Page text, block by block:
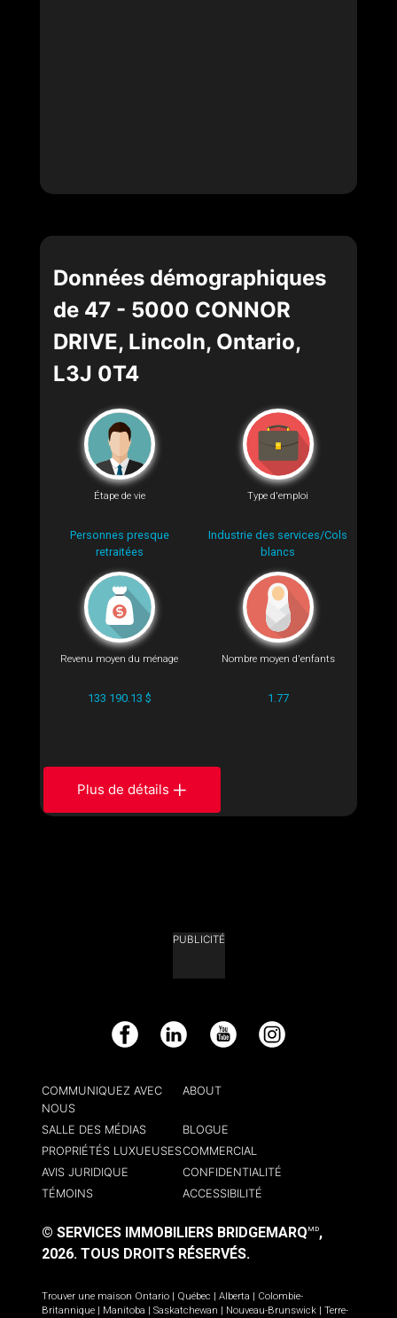
Données démographiques
de 47 - 5000 CONNOR
DRIVE, Lincoln, Ontario,
L3J 0T4
Étape de vie
Personnes presque
retraitées
Type d'emploi
Industrie des services/Cols
blancs
Revenu moyen du ménage
133 190.13 $
Nombre moyen d'enfants
1.77
Plus de détails
PUBLICITÉ
Facebook LinkedIn YouTube Instagram
COMMUNIQUEZ AVEC
NOUS
ABOUT
SALLE DES MÉDIAS
BLOGUE
PROPRIÉTÉS LUXUEUSESCOMMERCIAL
AVIS JURIDIQUE
CONFIDENTIALITÉ
TÉMOINS
ACCESSIBILITÉ
© SERVICES IMMOBILIERS BRIDGEMARQ MD,
2026. TOUS DROITS RÉSERVÉS.
Trouver une maison Ontario Québec Alberta
Colombie-
Britannique
Manitoba Saskatchewan Nouveau-Brunswick
Terre-